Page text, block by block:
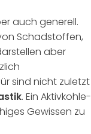
auch generell.
Schadstoffen,
aber
sind nicht zuletzt
. Ein Aktivkohle-
Gewissen zu